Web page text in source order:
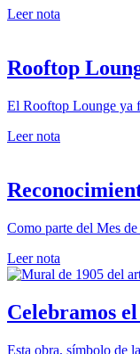
Leer nota
Rooftop
El Rooftop Lounge ya
Leer nota
Como parte del Mes
Leer nota
Celebramos
Esta obra, símbolo de